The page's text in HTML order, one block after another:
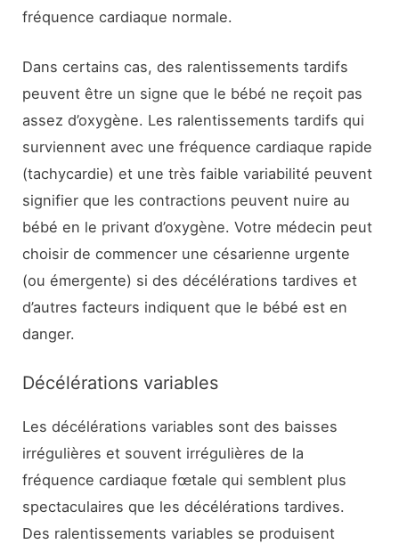
fréquence cardiaque normale.
Dans certains cas, des ralentissements tardifs
peuvent être un signe que le bébé ne reçoit pas
assez d’oxygène. Les ralentissements tardifs qui
surviennent avec une fréquence cardiaque rapide
(tachycardie) et une très faible variabilité peuvent
signifier que les contractions peuvent nuire au
bébé en le privant d’oxygène. Votre médecin peut
choisir de commencer une césarienne urgente
(ou émergente) si des décélérations tardives et
d’autres facteurs indiquent que le bébé est en
danger.
Décélérations variables
Les décélérations variables sont des baisses
irrégulières et souvent irrégulières de la
fréquence cardiaque fœtale qui semblent plus
spectaculaires que les décélérations tardives.
Des ralentissements variables se produisent